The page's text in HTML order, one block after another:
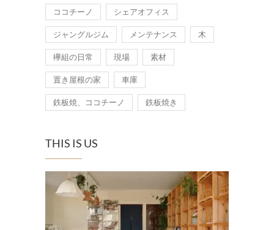
ココチーノ シェアオフィス
ジャングルジム メンテナンス 木
欅組の日常 現場 素材
置き屋根の家 車庫
鉄板焼、ココチーノ 鉄板焼き
THIS IS US